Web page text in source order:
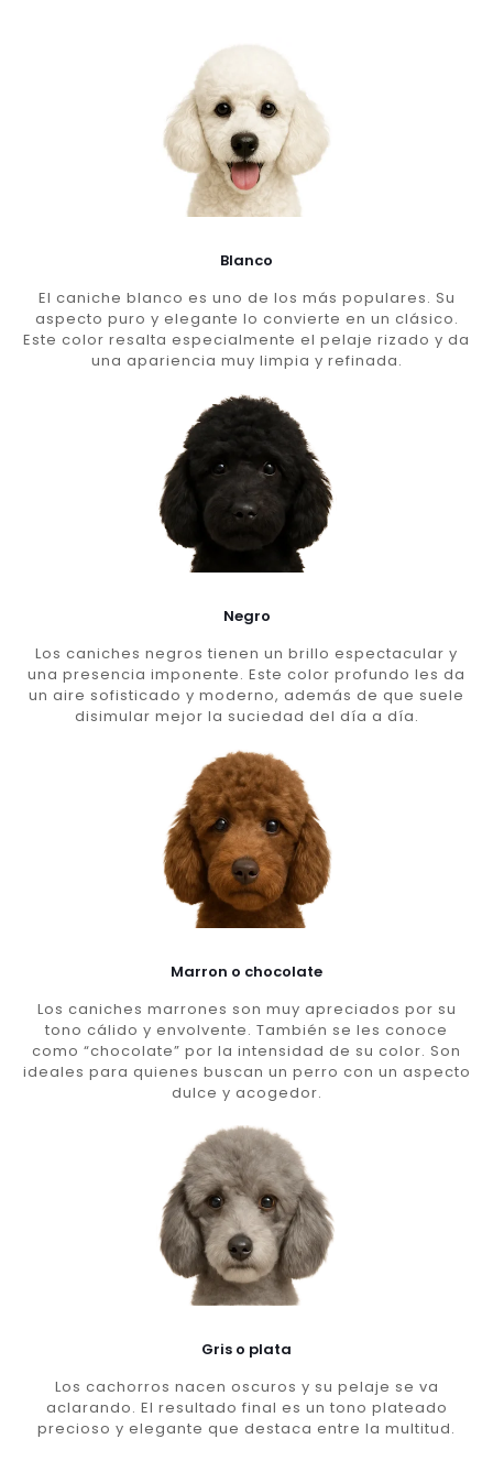
Blanco
El caniche blanco es uno de los más populares. Su
aspecto puro y elegante lo convierte en un clásico.
Este color resalta especialmente el pelaje rizado y da
una apariencia muy limpia y refinada.
Negro
Los caniches negros tienen un brillo espectacular y
una presencia imponente. Este color profundo les da
un aire sofisticado y moderno, además de que suele
disimular mejor la suciedad del día a día.
Marron o chocolate
Los caniches marrones son muy apreciados por su
tono cálido y envolvente. También se les conoce
como “chocolate” por la intensidad de su color. Son
ideales para quienes buscan un perro con un aspecto
dulce y acogedor.
Gris o plata
Los cachorros nacen oscuros y su pelaje se va
aclarando. El resultado final es un tono plateado
precioso y elegante que destaca entre la multitud.